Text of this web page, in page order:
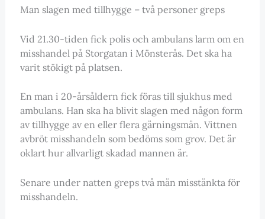
Man slagen med tillhygge – två personer greps
Vid 21.30-tiden fick polis och ambulans larm om en
misshandel på Storgatan i Mönsterås. Det ska ha
varit stökigt på platsen.
En man i 20-årsåldern fick föras till sjukhus med
ambulans. Han ska ha blivit slagen med någon form
av tillhygge av en eller flera gärningsmän. Vittnen
avbröt misshandeln som bedöms som grov. Det är
oklart hur allvarligt skadad mannen är.
Senare under natten greps två män misstänkta för
misshandeln.